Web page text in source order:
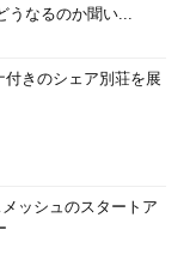
うなるのか聞い...
きのシェア別荘を展
ッシュのスタートア